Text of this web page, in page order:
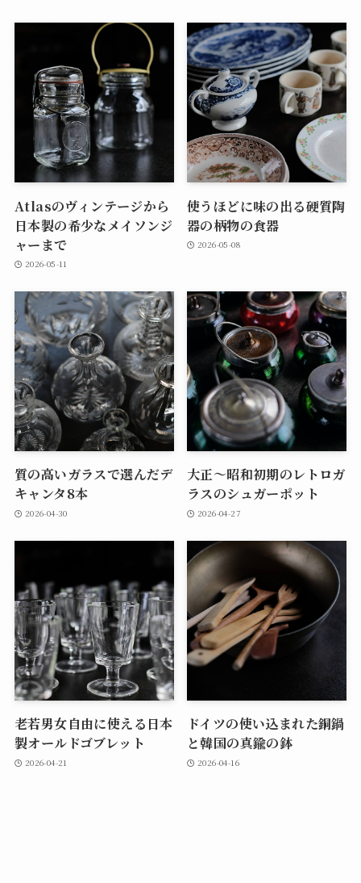
Atlasのヴィンテージから
日本製の希少なメイソンジ
ャーまで
2026-05-11
使うほどに味の出る硬質陶
器の柄物の食器
2026-05-08
質の高いガラスで選んだデ
キャンタ8本
2026-04-30
大正～昭和初期のレトロガ
ラスのシュガーポット
2026-04-27
老若男女自由に使える日本
製オールドゴブレット
2026-04-21
ドイツの使い込まれた銅鍋
と韓国の真鍮の鉢
2026-04-16